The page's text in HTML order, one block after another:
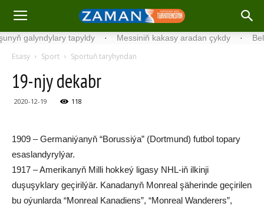
tapyldy · Messiniň kakasy aradan çykdy ·
Esasy Sport Sportuň taryhyndan
19-njy dekabr
2020-12-19 118
1909 – Germaniýanyň “Borussiýa” (Dortmund) futbol topary
esaslandyrylýar.
1917 – Amerikanyň Milli hokkeý ligasy NHL-iň ilkinji
duşuşyklary geçirilýär. Kanadanyň Monreal şäherinde geçirilen
bu oýunlarda “Monreal Kanadiens”, “Monreal Wanderers”,